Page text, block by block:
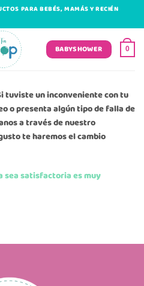
PARA BEBÉS, MAMÁS Y RECIÉN
BABYSHOWER 0
tuviste un inconveniente con tu
o presenta algún tipo de falla de
a través de nuestro
te haremos el cambio
sea satisfactoria es muy